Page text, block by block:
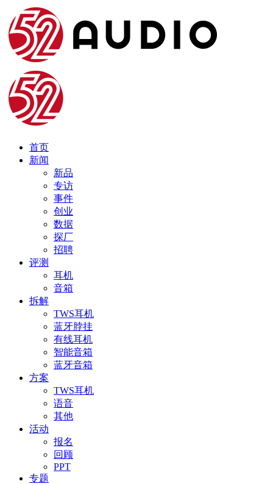
首页
新闻
新品
专访
事件
创业
数据
探厂
招聘
评测
耳机
音箱
拆解
TWS耳机
蓝牙脖挂
有线耳机
智能音箱
蓝牙音箱
方案
TWS耳机
语音
其他
活动
报名
回顾
PPT
专题